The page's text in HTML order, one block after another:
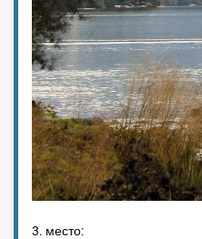
3. место: